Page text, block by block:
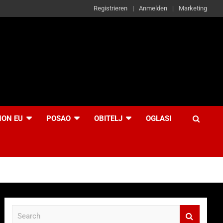
Registrieren Anmelden Marketing
EU POSAO OBITELJ OGLASI